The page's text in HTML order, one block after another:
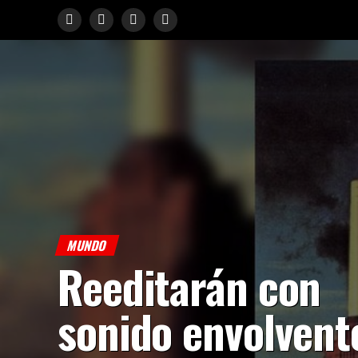
MUNDO
Reeditarán con
sonido